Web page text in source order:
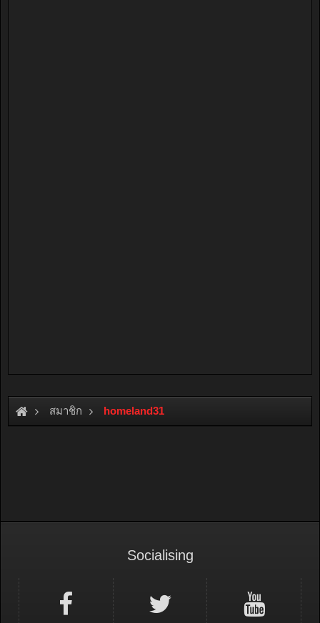
สมาชิก homeland31
Socialising